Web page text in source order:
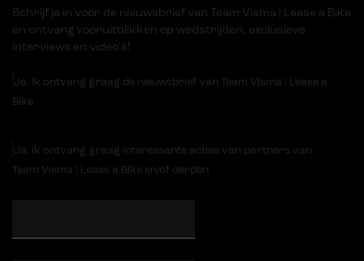
Schrijf je in voor de nieuwsbrief van Team Visma | Lease a Bike
en ontvang vooruitblikken op wedstrijden, exclusieve
interviews en video's!
Ja, ik ontvang graag de nieuwsbrief van Team Visma | Lease a
Bike
Ja, ik ontvang graag interessante acties van partners van
Team Visma | Lease a Bike en/of derden